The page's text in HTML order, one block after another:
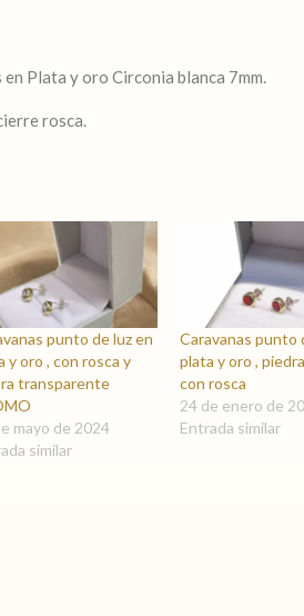
Plata y oro Circonia blanca 7mm.
rosca.
punto de luz en
y oro , con rosca y
transparente
mayo de 2024
similar
Caravanas punto
plata y oro ,
con rosca
24 de enero de
Entrada similar